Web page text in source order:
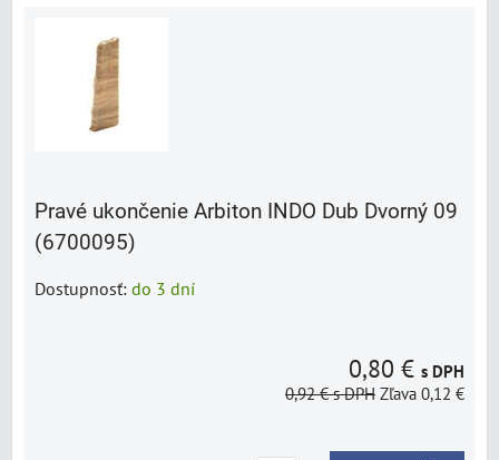
Pravé ukončenie Arbiton INDO Dub Dvorný 09
(6700095)
Dostupnosť: do 3 dní
0,80 € s DPH
0,92 €s DPH Zľava 0,12 €